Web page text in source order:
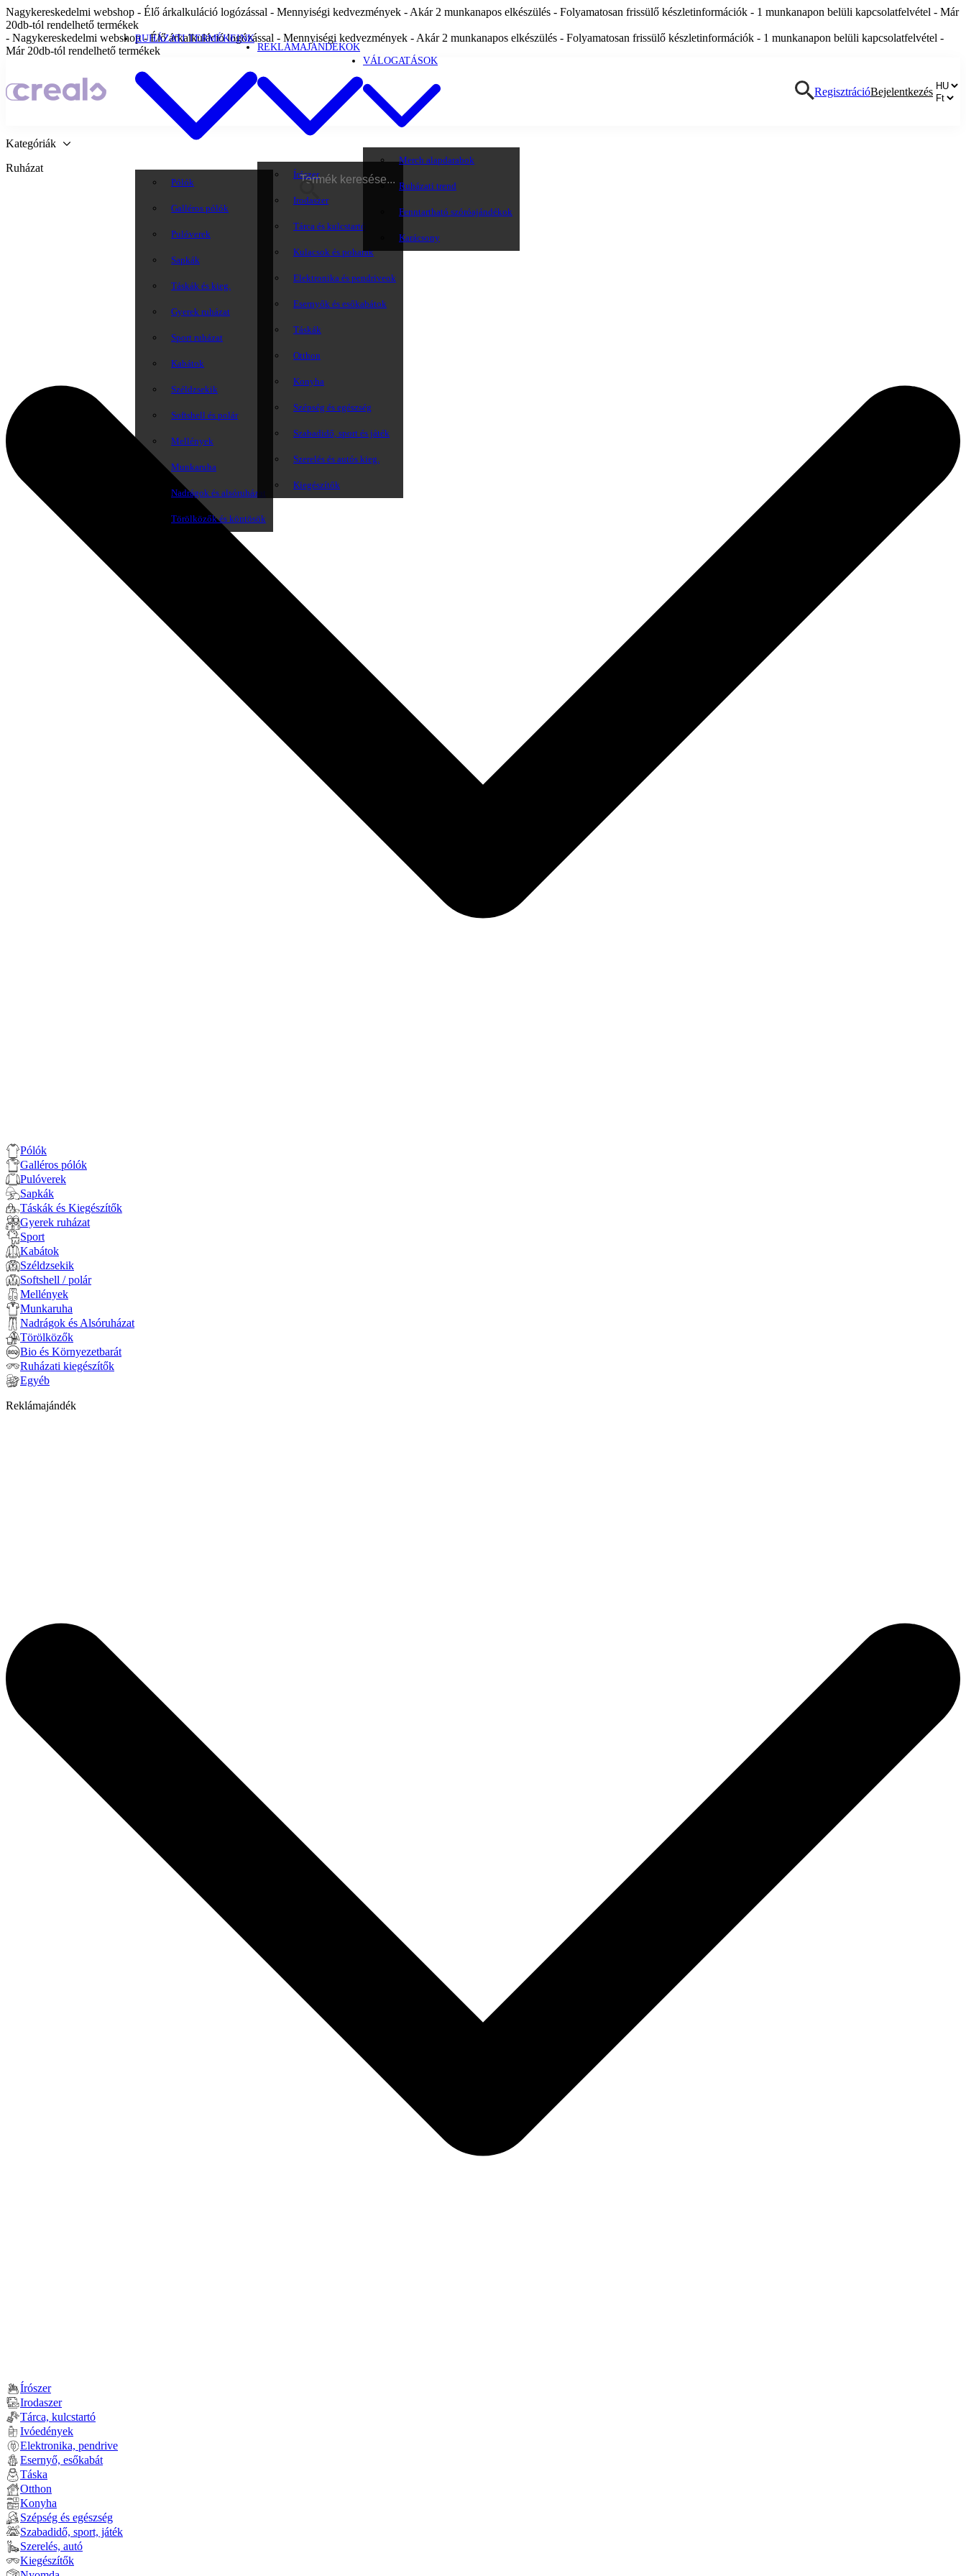
Nagykereskedelmi webshop - Élő árkalkuláció logózással - Mennyiségi kedvezmények - Akár 2 munkanapos elkészülés - Folyamatosan frissülő készletinformációk - 1 munkanapon belüli kapcsolatfelvétel - Már
20db-tól rendelhető termékek
- Nagykereskedelmi webshop - Élő árkalkuláció logózással - Mennyiségi kedvezmények - Akár 2 munkanapos elkészülés - Folyamatosan frissülő készletinformációk - 1 munkanapon belüli kapcsolatfelvétel -
Már 20db-tól rendelhető termékek
RUHÁZATI TERMÉKEINK
Pólók
Galléros pólók
Pulóverek
Sapkák
Táskák és kieg.
Gyerek ruházat
Sport ruházat
Kabátok
Széldzsekik
Softshell és polár
Mellények
Munkaruha
Nadrágok és alsóruházat
Törölközők és köntösök
REKLÁMAJÁNDÉKOK
Írószer
Irodaszer
Tárca és kulcstartó
Kulacsok és poharak
Elektronika és pendriveok
Esernyők és esőkabátok
Táskák
Otthon
Konyha
Szépség és egészség
Szabadidő, sport és játék
Szerelés és autós kieg.
Kiegészítők
VÁLOGATÁSOK
Merch alapdarabok
Ruházati trend
Fenntartható szóróajándékok
Karácsony
RegisztrációBejelentkezés
Kategóriák
Ruházat
Pólók
Galléros pólók
Pulóverek
Sapkák
Táskák és Kiegészítők
Gyerek ruházat
Sport
Kabátok
Széldzsekik
Softshell / polár
Mellények
Munkaruha
Nadrágok és Alsóruházat
Törölközők
Bio és Környezetbarát
Ruházati kiegészítők
Egyéb
Reklámajándék
Írószer
Irodaszer
Tárca, kulcstartó
Ivóedények
Elektronika, pendrive
Esernyő, esőkabát
Táska
Otthon
Konyha
Szépség és egészség
Szabadidő, sport, játék
Szerelés, autó
Kiegészítők